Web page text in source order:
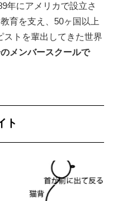
年にアメリカで設立さ
育を支え、50ヶ国以上
ストを輩出してきた世界
メンバースクールで
ト